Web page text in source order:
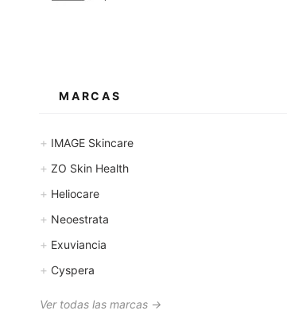
MARCAS
+ IMAGE Skincare
+ ZO Skin Health
+ Heliocare
+ Neoestrata
+ Exuviancia
+ Cyspera
Ver todas las marcas →